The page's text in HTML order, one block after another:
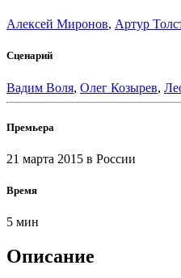
Алексей Миронов, Артур
Сценарий
Вадим Воля, Олег Козырев,
Премьера
21 марта 2015 в России
Время
5 мин
Описание